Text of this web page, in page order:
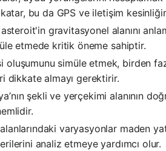
bu da GPS ve iletişim
gravitasyonel alanını
etmede kritik öneme sahiptir.
oluşumunu simüle etmek, birden
dikkate almayı gerektirir.
şekli ve yerçekimi alanının
varyasyonlar maden
analiz etmeye yardımcı olur.